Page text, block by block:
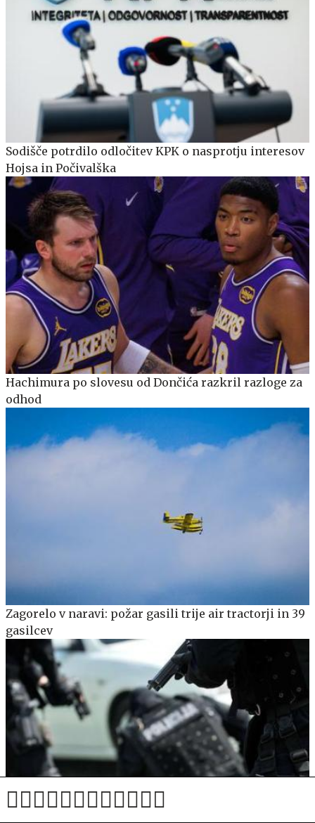
Sodišče potrdilo odločitev KPK o nasprotju interesov
Hojsa in Počivalška
Hachimura po slovesu od Dončića razkril razloge za
odhod
Zagorelo v naravi: požar gasili trije air tractorji in 39
gasilcev